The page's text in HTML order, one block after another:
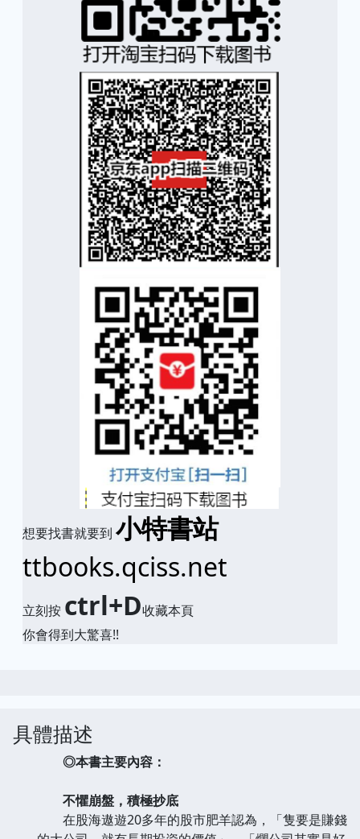
想要找書就要到 小特書站
ttbooks.qciss.net
立刻按 ctrl+D收藏本頁
你會得到大驚喜!!
具體描述
◎本書主要內容：
不懼崩盤，積極抄底
在股海遨遊20多年的股市肥羊認為，「隻要是賺錢